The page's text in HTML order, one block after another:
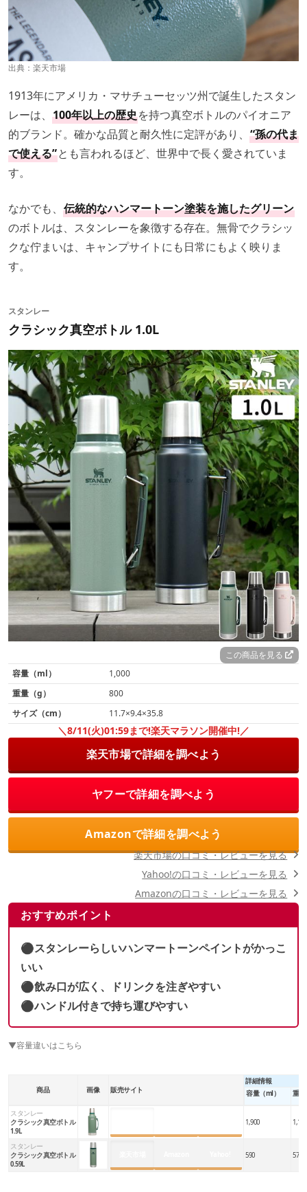
出典： 楽天市場
1913年にアメリカ・マサチューセッツ州で誕生したスタン
レーは、 100年以上の歴史を持つ真空ボトルのパイオニア
的ブランド。確かな品質と耐久性に定評があり、 “孫の代ま
で使える”とも言われるほど、世界中で長く愛されていま
す。
なかでも、 伝統的なハンマートーン塗装を施したグリーン
のボトルは、スタンレーを象徴する存在。無骨でクラシッ
クな佇まいは、キャンプサイトにも日常にもよく映りま
す。
スタンレー
クラシック真空ボトル 1.0L
この商品を見る
容量（ml）
1,000
重量（g）
800
サイズ（cm）
11.7×9.4×35.8
＼8/11(火)01:59まで!楽天マラソン開催中!／
楽天市場で詳細を調べよう
ヤフーで詳細を調べよう
Amazonで詳細を調べよう
おすすめポイント
⚫︎スタンレーらしいハンマートーンペイントがかっこ
いい
⚫︎飲み口が広く、ドリンクを注ぎやすい
⚫︎ハンドル付きで持ち運びやすい
楽天市場の口コミ・レビューを見る
Yahoo!の口コミ・レビューを見る
Amazonの口コミ・レビューを見る
▼容量違いはこちら
商品 画像 販売サイト
詳細情報
容量（ml）
重
スタンレー
クラシック真空ボトル
1.9L
1,900 1,128
スタンレー
クラシック真空ボトル
0.59L
590 570